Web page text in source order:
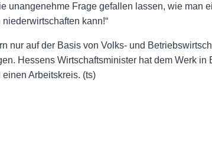
unangenehme Frage gefallen lassen, wie man
kann!“
nur auf der Basis von Volks- und
Hessens Wirtschaftsminister hat dem Werk
Arbeitskreis. (ts)